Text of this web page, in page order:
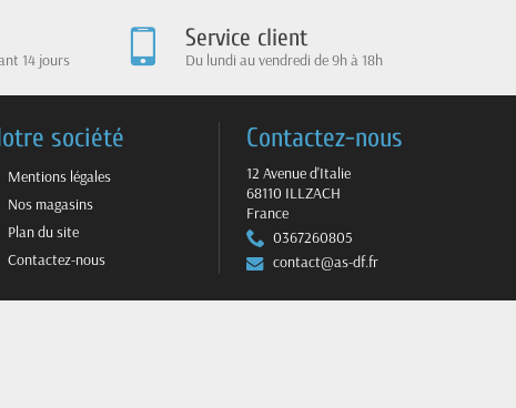
14 jours
Service client
Du lundi au vendredi de 9h à 18h
société
Mentions légales
Nos magasins
Plan du site
Contactez-nous
Contactez-nous
12 Avenue d'Italie
68110 ILLZACH
France
0367260805
contact@as-df.fr